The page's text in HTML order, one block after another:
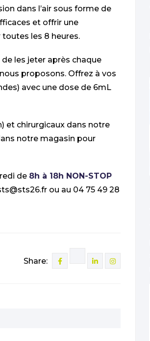
dans l’air sous forme de
et offrir une
les 8 heures.
les jeter après chaque
proposons. Offrez à vos
avec une dose de 6mL
et chirurgicaux dans notre
notre magasin pour
de 8h à 18h NON-STOP
ou au 04 75 49 28
Share: